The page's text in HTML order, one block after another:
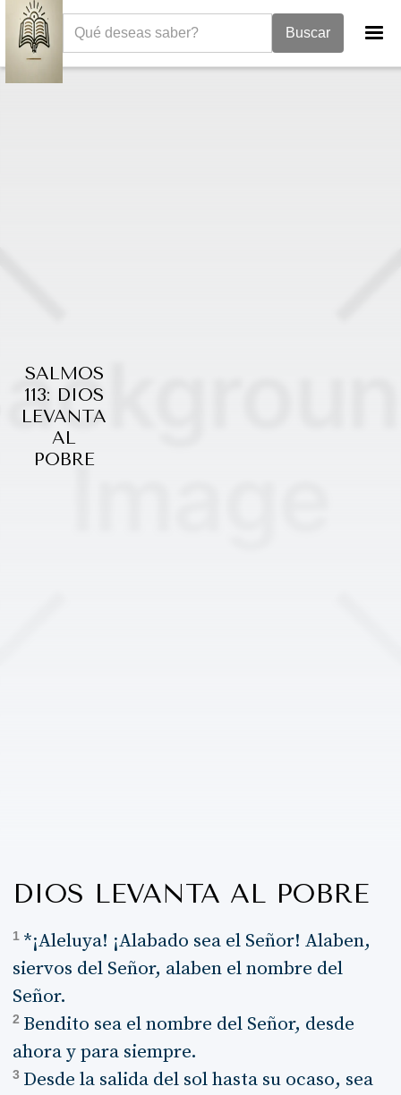
SALMOS
113: DIOS
LEVANTA
AL
POBRE
La Biblia
DIOS LEVANTA AL POBRE
1 *¡Aleluya! ¡Alabado sea el Señor! Alaben,
siervos del Señor, alaben el nombre del
Señor.
2 Bendito sea el nombre del Señor, desde
ahora y para siempre.
3 Desde la salida del sol hasta su ocaso, sea